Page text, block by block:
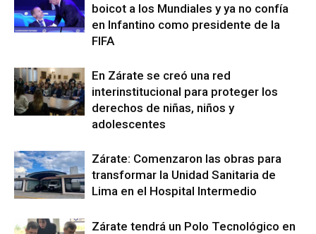
boicot a los Mundiales y ya no confía
en Infantino como presidente de la
FIFA
En Zárate se creó una red
interinstitucional para proteger los
derechos de niñas, niños y
adolescentes
Zárate: Comenzaron las obras para
transformar la Unidad Sanitaria de
Lima en el Hospital Intermedio
Zárate tendrá un Polo Tecnológico en